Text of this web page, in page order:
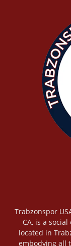
Trabzonspor
CA, is a
located in
embodying all